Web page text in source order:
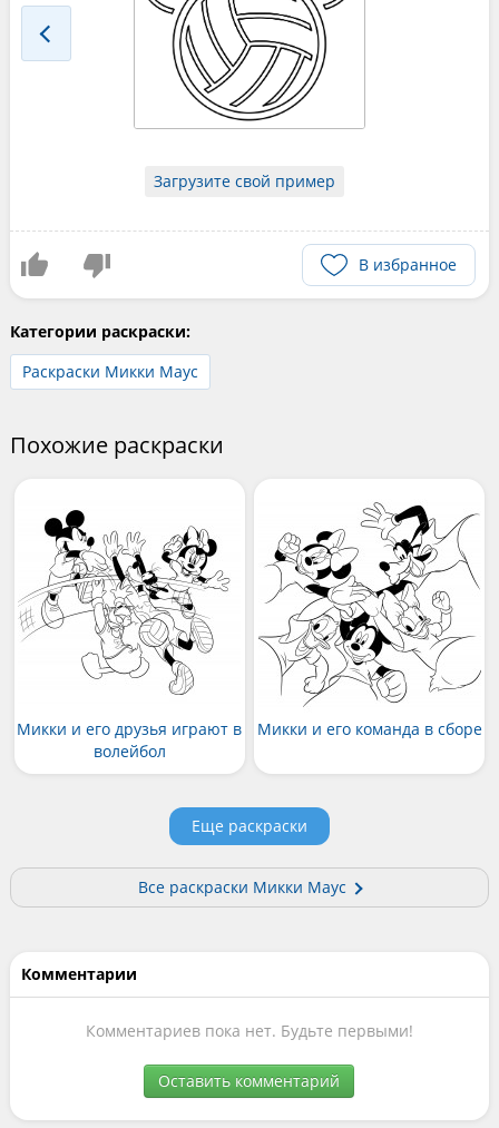
Загрузите свой пример
В избранное
Категории раскраски:
Раскраски Микки Маус
Похожие раскраски
Микки и его друзья играют в
волейбол
Микки и его команда в сборе
Еще раскраски
Все раскраски Микки Маус
Комментарии
Комментариев пока нет. Будьте первыми!
Оставить комментарий